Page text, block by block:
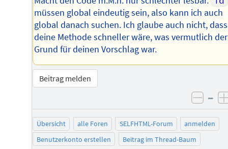
müssen global eindeutig sein, also kann ich auch
global danach suchen. Ich glaube auch nicht, dass
deine Methode schneller wäre, was vermutlich der
Grund für deinen Vorschlag war.
Beitrag melden
–
Übersicht alle Foren SELFHTML-Forum
anmelden
Benutzerkonto erstellen
Beitrag im Thread-Baum